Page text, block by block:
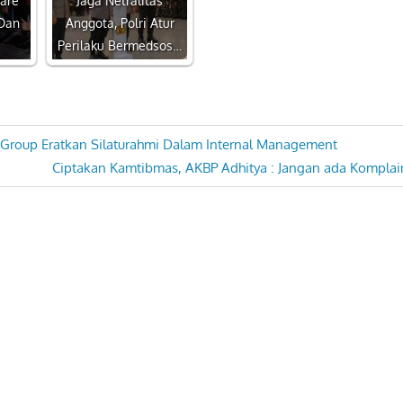
Anggota, Polri Atur
Perilaku Bermedsos…
Eratkan Silaturahmi Dalam Internal Management
Next
Post:
Ciptakan Kamtibmas, AKBP Adhitya : Jangan ada